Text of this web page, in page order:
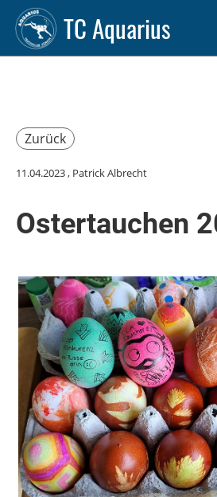
TC Aquarius
Zurück
11.04.2023, Patrick Albrecht
Ostertauchen